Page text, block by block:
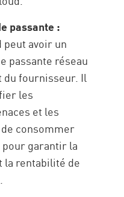
passante :
peut avoir un
passante réseau
du fournisseur. Il
les
et les
consommer
pour garantir la
la rentabilité de